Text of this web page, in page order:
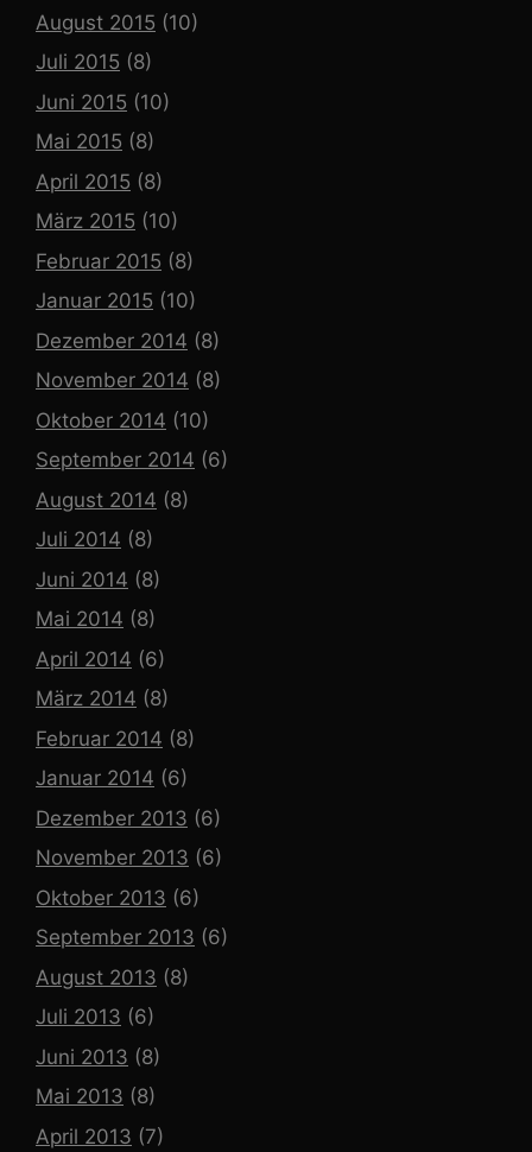
August 2015 (10)
Juli 2015 (8)
Juni 2015 (10)
Mai 2015 (8)
April 2015 (8)
März 2015 (10)
Februar 2015 (8)
Januar 2015 (10)
Dezember 2014 (8)
November 2014 (8)
Oktober 2014 (10)
September 2014 (6)
August 2014 (8)
Juli 2014 (8)
Juni 2014 (8)
Mai 2014 (8)
April 2014 (6)
März 2014 (8)
Februar 2014 (8)
Januar 2014 (6)
Dezember 2013 (6)
November 2013 (6)
Oktober 2013 (6)
September 2013 (6)
August 2013 (8)
Juli 2013 (6)
Juni 2013 (8)
Mai 2013 (8)
April 2013 (7)